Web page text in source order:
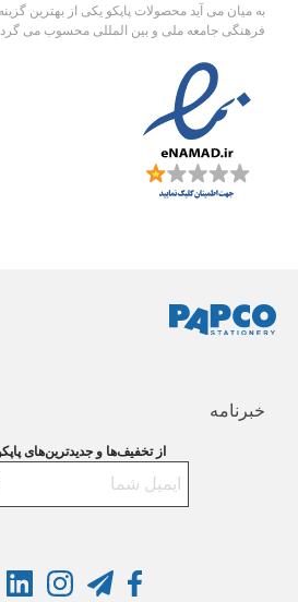
به میان می آید محصولات پاپکو یکی از بهترین
فرهنگی جامعه ملی و بین المللی محسوب می
خبرنامه
از تخفیف‌ها و جدیدترین‌های